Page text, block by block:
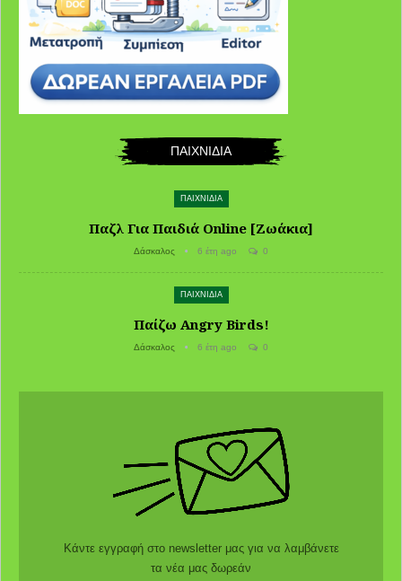
ΠΑΙΧΝΙΔΙΑ
ΠΑΙΧΝΙΔΙΑ
Παζλ Για Παιδιά Online [Ζωάκια]
Δάσκαλος 6 έτη ago 0
ΠΑΙΧΝΙΔΙΑ
Παίζω Angry Birds!
Δάσκαλος 6 έτη ago 0
Κάντε εγγραφή στο newsletter μας για να λαμβάνετε
τα νέα μας δωρεάν